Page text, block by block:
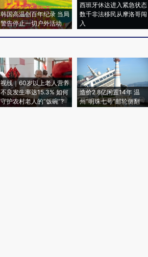
韩国高温创百年纪录 当局
警告停止一切户外活动
西班牙休达进入紧急状态
数千非法移民从摩洛哥闯
入
视线｜60岁以上老人营养
不良发生率达15.3% 如何
守护农村老人的“饭碗”?
造价2.8亿闲置14年 温
州“明珠七号”邮轮侧翻